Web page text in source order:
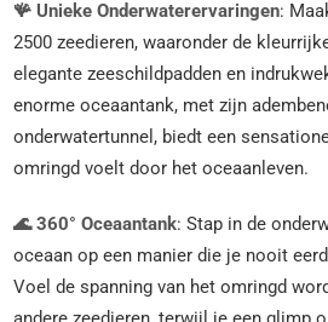
🪸 Unieke Onderwaterervaringen:
2500 zeedieren, waaronder de
elegante zeeschildpadden en
enorme oceaantank, met zijn
onderwatertunnel, biedt een
omringd voelt door het oceaanleven.
🌊 360° Oceaantank: Stap in de
oceaan op een manier die je nooit
Voel de spanning van het omringd